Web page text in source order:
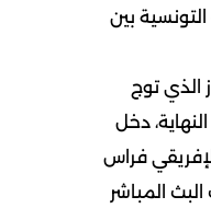
بين
الذي توج
دخل
فراس
المباشر